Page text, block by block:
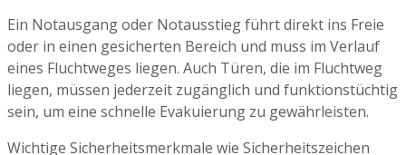
Ein Notausgang oder Notausstieg führt direkt ins Freie
oder in einen gesicherten Bereich und muss im Verlauf
eines Fluchtweges liegen. Auch Türen, die im Fluchtweg
liegen, müssen jederzeit zugänglich und funktionstüchtig
sein, um eine schnelle Evakuierung zu gewährleisten.
Wichtige Sicherheitsmerkmale wie Sicherheitszeichen